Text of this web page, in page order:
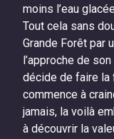
moins l’eau
Tout cela sans
Grande Forêt par
l’approche de
décide de faire la
commence à
jamais, la voilà
à découvrir la